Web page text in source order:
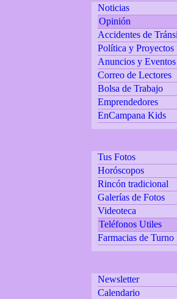
Noticias
Opinión
Accidentes de
Política y Proyectos
Anuncios y Eventos
Correo de Lectores
Bolsa de Trabajo
Emprendedores
EnCampana Kids
Tus Fotos
Horóscopos
Rincón tradicional
Galerías de Fotos
Videoteca
Teléfonos Utiles
Farmacias de Turno
Newsletter
Calendario